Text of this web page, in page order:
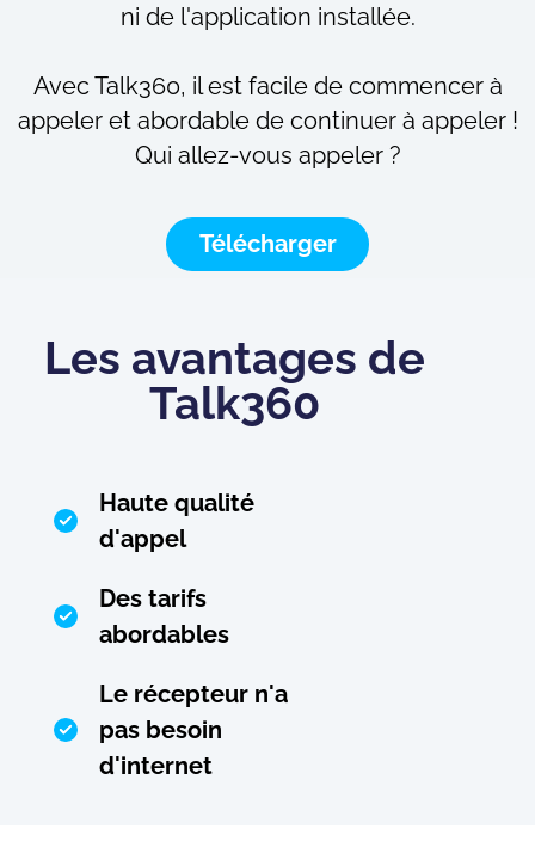
ni de l'application installée.
Avec Talk360, il est facile de commencer à
appeler et abordable de continuer à appeler !
Qui allez-vous appeler ?
Télécharger
Les avantages de
Talk360
Haute qualité
d'appel
Des tarifs
abordables
Le récepteur n'a
pas besoin
d'internet